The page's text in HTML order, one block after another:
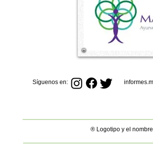
Síguenos en:
® Logotipo y el